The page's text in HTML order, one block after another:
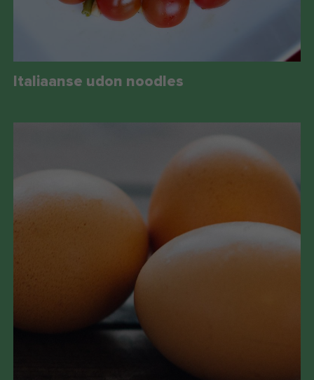
Italiaanse udon noodles